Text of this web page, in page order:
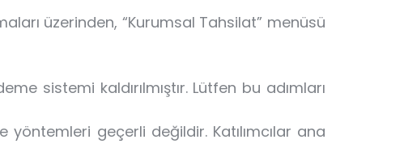
üzerinden, “Kurumsal Tahsilat” menüsü
sistemi kaldırılmıştır. Lütfen bu adımları
yöntemleri geçerli değildir. Katılımcılar ana